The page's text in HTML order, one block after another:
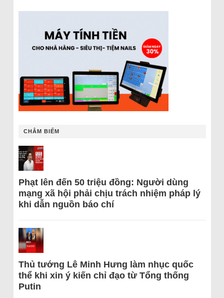
CHÂM BIẾM
Phạt lên đến 50 triệu đồng: Người dùng
mạng xã hội phải chịu trách nhiệm pháp lý
khi dẫn nguồn báo chí
Thủ tướng Lê Minh Hưng làm nhục quốc
thể khi xin ý kiến chỉ đạo từ Tổng thống
Putin